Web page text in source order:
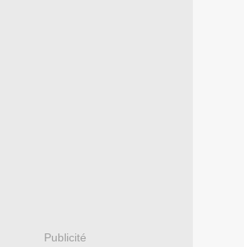
Publicité